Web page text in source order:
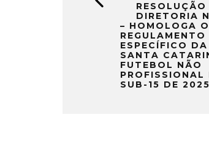
RESOLUÇÃO
DIRETORIA
– HOMOLOGA O
REGULAMENTO
ESPECÍFICO
SANTA
FUTEBOL NÃO
PROFISSIONAL
SUB-15 DE